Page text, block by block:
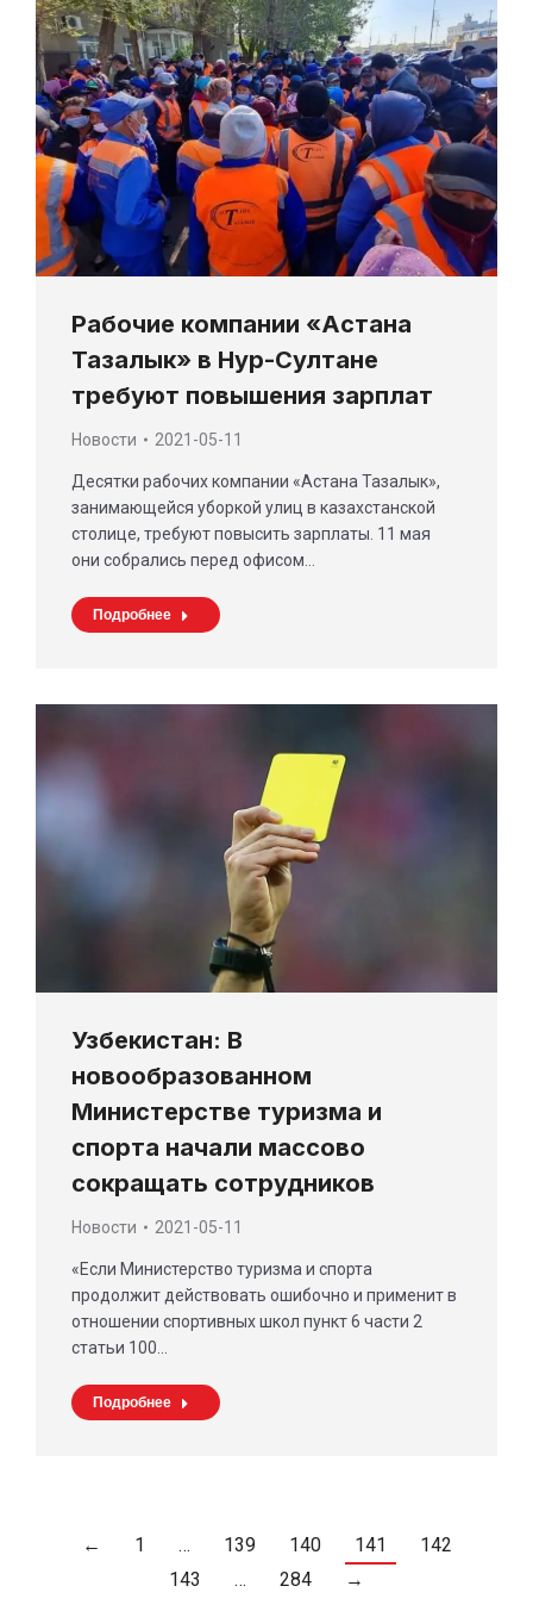
Рабочие компании «Астана
Тазалык» в Нур-Султане
требуют повышения зарплат
Новости 2021-05-11
Десятки рабочих компании «Астана Тазалык»,
занимающейся уборкой улиц в казахстанской
столице, требуют повысить зарплаты. 11 мая
они собрались перед офисом…
Подробнее
Узбекистан: В
новообразованном
Министерстве туризма и
спорта начали массово
сокращать сотрудников
Новости 2021-05-11
«Если Министерство туризма и спорта
продолжит действовать ошибочно и применит в
отношении спортивных школ пункт 6 части 2
статьи 100…
Подробнее
← 1 … 139 140 141
142
143
… 284 →